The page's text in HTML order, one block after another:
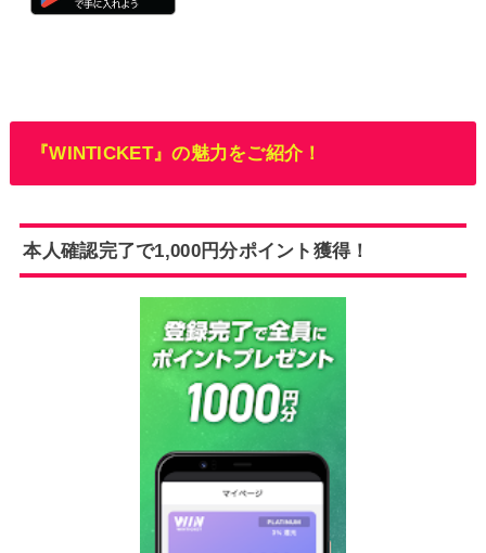
『WINTICKET』の魅力をご紹介！
本人確認完了で1,000円分ポイント獲得！